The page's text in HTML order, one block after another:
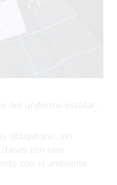
del uniforme escolar.
obligatorio, sin
con una
con el ambiente